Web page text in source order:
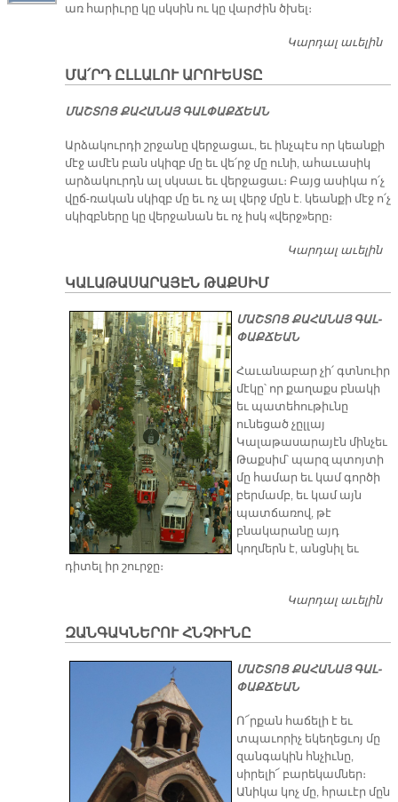
առ հարիւրը կը սկսին ու կը վարժին ծխել։
Կարդալ աւելին
ՄԱ՛ՐԴ ԸԼԼԱԼՈՒ ԱՐՈՒԵՍՏԸ
ՄԱՇ­ՏՈՑ ՔԱ­ՀԱ­ՆԱՅ ԳԱԼ­ՓԱՔ­ՃԵԱՆ
Արձակուրդի շրջանը վերջացաւ, եւ ինչպէս որ կեանքի
մէջ ամէն բան սկիզբ մը եւ վե՛րջ մը ունի, ահաւասիկ
արձակուրդն ալ սկսաւ եւ վերջացաւ։ Բայց ասիկա ո՛չ
վըճ-ռական սկիզբ մը եւ ոչ ալ վերջ մըն է. կեանքի մէջ ո՛չ
սկիզբները կը վերջանան եւ ոչ իսկ «վերջ»երը։
Կարդալ աւելին
ԿԱԼԱԹԱՍԱՐԱՅԷՆ ԹԱՔՍԻՄ
ՄԱՇ­ՏՈՑ ՔԱ­ՀԱ­ՆԱՅ ԳԱԼ­
ՓԱՔ­ՃԵԱՆ
Հաւանաբար չի՛ գտնուիր
մէկը՝ որ քաղաքս բնակի
եւ պատեհութիւնը
ունեցած չըլլայ
Կալաթասարայէն մինչեւ
Թաքսիմ՝ պարզ պտոյտի
մը համար եւ կամ գործի
բերմամբ, եւ կամ այն
պատճառով, թէ
բնակարանը այդ
կողմերն է, անցնիլ եւ
դիտել իր շուրջը։
Կարդալ աւելին
ԶԱՆԳԱԿՆԵՐՈՒ ՀՆՉԻՒՆԸ
ՄԱՇ­ՏՈՑ ՔԱ­ՀԱ­ՆԱՅ ԳԱԼ­
ՓԱՔ­ՃԵԱՆ
Ո՜րքան հաճելի է եւ
տպաւորիչ եկեղեցւոյ մը
զանգակին հնչիւնը,
սիրելի՜ բարեկամներ։
Անիկա կոչ մը, հրաւէր մըն